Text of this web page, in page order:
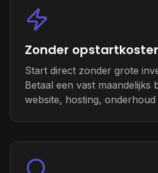
Zonder
Start direct zonder grote
Betaal een vast maandelijks
website, hosting, onderhoud